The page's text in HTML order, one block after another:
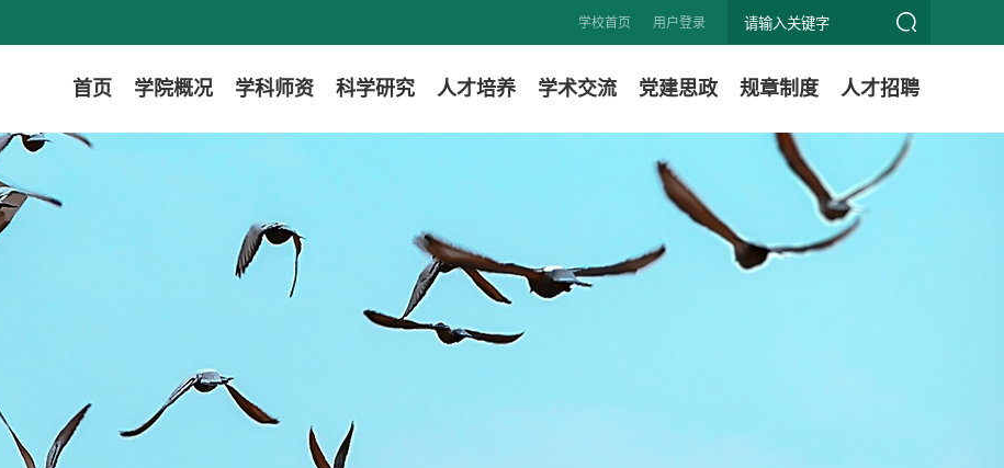
学校首页 用户登录
首页 学院概况 学科师资 科学研究 人才培养 学术交流 党建思政 规章制度 人才招聘